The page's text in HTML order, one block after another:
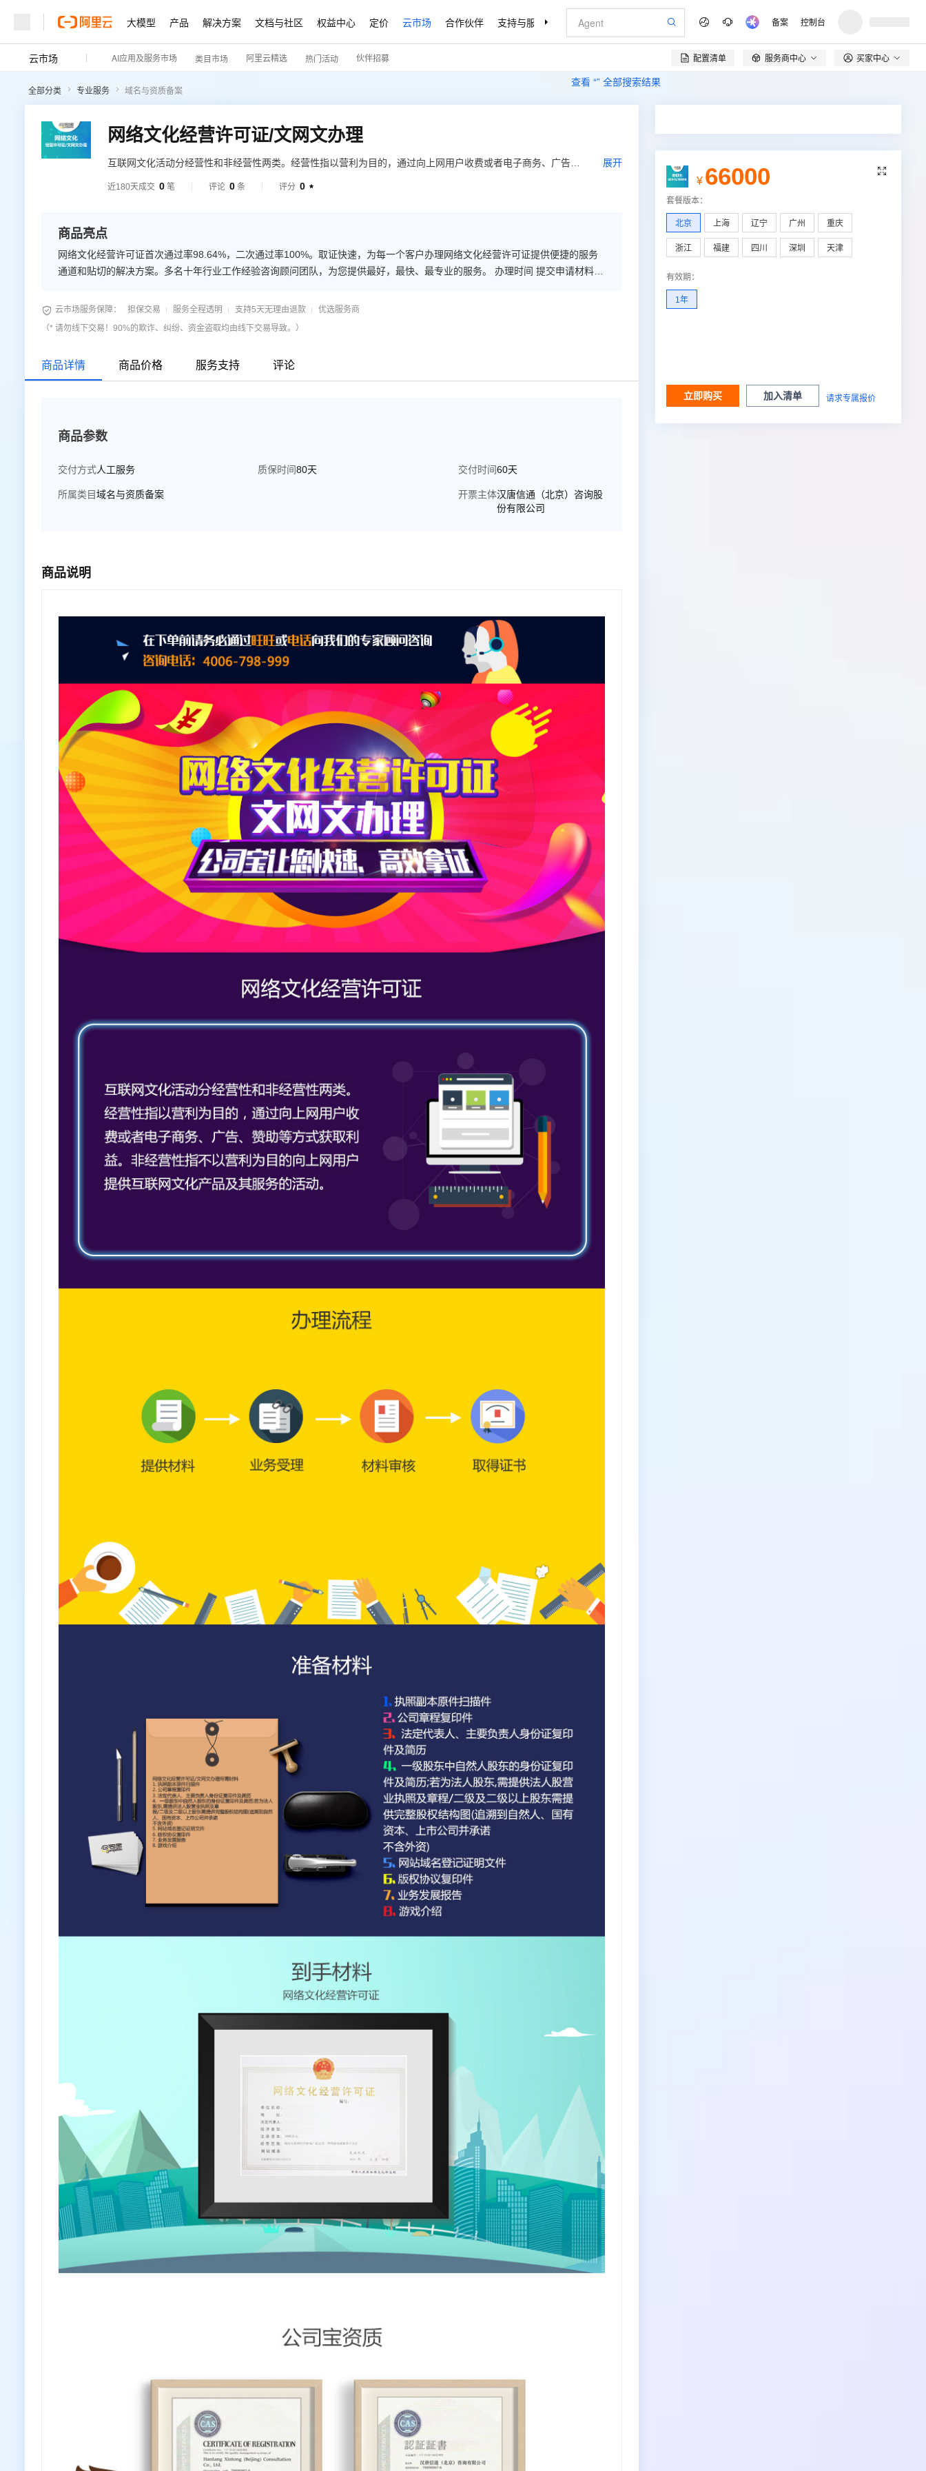
大模型 产品 解决方案 文档与社区 权益中心 定价 云市场 合作伙伴 支持与服务 了解阿里云
查看 “” 全部搜索结果
备案 控制台
云市场 AI应用及服务市场 类目市场 阿里云精选 热门活动 伙伴招募 配置清单  服务商中心 买家中心
全部分类 专业服务 域名与资质备案
网络文化经营许可证/文网文办理
互联网文化活动分经营性和非经营性两类。经营性指以营利为目的，通过向上网用户收费或者电子商务、广告、
展开
近180天成交 0 笔 评论 0 条 评分 0 
商品亮点
网络文化经营许可证首次通过率98.64%，二次通过率100%。取证快速，为每一个客户办理网络文化经营许可证提供便捷的服务
通道和贴切的解决方案。多名十年行业工作经验咨询顾问团队，为您提供最好，最快、最专业的服务。 办理时间 提交申请材料受
 云市场服务保障： 担保交易 服务全程透明 支持5天无理由退款
优选服务商
（* 请勿线下交易！90%的欺诈、纠纷、资金盗取均由线下交易导致。）
商品详情 商品价格 服务支持 评论
商品参数
交付方式人工服务 质保时间80天 交付时间60天
所属类目域名与资质备案 开票主体汉唐信通（北京）咨询股
份有限公司
商品说明

¥ 66000
套餐版本：
北京 上海 辽宁 广州 重庆
浙江 福建 四川 深圳 天津
有效期 ：
1年
立即购买 加入清单 请求专属报价